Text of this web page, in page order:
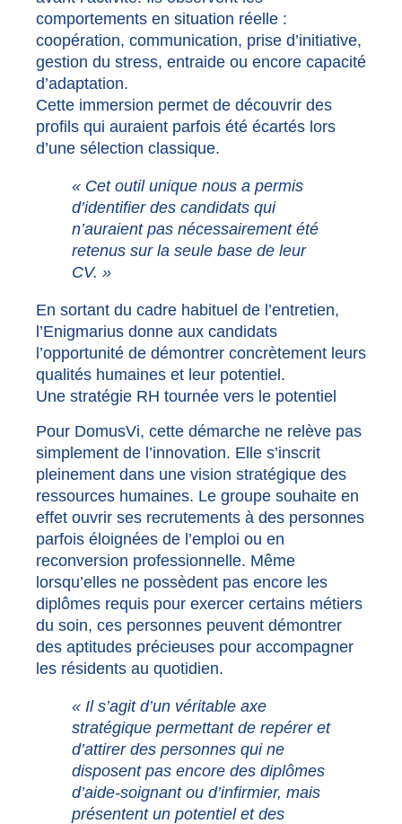
comportements en situation réelle :
coopération, communication, prise d’initiative,
gestion du stress, entraide ou encore capacité
d’adaptation.
Cette immersion permet de découvrir des
profils qui auraient parfois été écartés lors
d’une sélection classique.
« Cet outil unique nous a permis
d’identifier des candidats qui
n’auraient pas nécessairement été
retenus sur la seule base de leur
CV. »
En sortant du cadre habituel de l’entretien,
l’Enigmarius donne aux candidats
l’opportunité de démontrer concrètement leurs
qualités humaines et leur potentiel.
Une stratégie RH tournée vers le potentiel
Pour DomusVi, cette démarche ne relève pas
simplement de l’innovation. Elle s’inscrit
pleinement dans une vision stratégique des
ressources humaines. Le groupe souhaite en
effet ouvrir ses recrutements à des personnes
parfois éloignées de l’emploi ou en
reconversion professionnelle. Même
lorsqu’elles ne possèdent pas encore les
diplômes requis pour exercer certains métiers
du soin, ces personnes peuvent démontrer
des aptitudes précieuses pour accompagner
les résidents au quotidien.
« Il s’agit d’un véritable axe
stratégique permettant de repérer et
d’attirer des personnes qui ne
disposent pas encore des diplômes
d’aide-soignant ou d’infirmier, mais
présentent un potentiel et des